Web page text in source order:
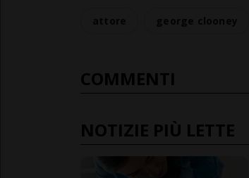
COMMENTI
NOTIZIE PIÙ LETTE